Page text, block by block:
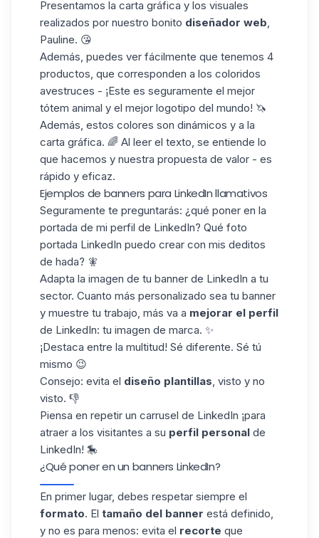
Presentamos la carta gráfica y los visuales
realizados por nuestro bonito diseñador web,
Pauline. 😘
Además, puedes ver fácilmente que tenemos 4
productos, que corresponden a los coloridos
avestruces - ¡Este es seguramente el mejor
tótem animal y el mejor logotipo del mundo! 🦄
Además, estos colores son dinámicos y a la
carta gráfica. 🌈 Al leer el texto, se entiende lo
que hacemos y nuestra propuesta de valor - es
rápido y eficaz.
Ejemplos de banners para LinkedIn llamativos
Seguramente te preguntarás: ¿qué poner en la
portada de mi perfil de LinkedIn? Qué foto
portada LinkedIn puedo crear con mis deditos
de hada? 🧚
Adapta la imagen de tu banner de LinkedIn a tu
sector. Cuanto más personalizado sea tu banner
y muestre tu trabajo, más va a mejorar el perfil
de LinkedIn: tu imagen de marca. ✨
¡Destaca entre la multitud! Sé diferente. Sé tú
mismo 😉
Consejo: evita el diseño plantillas, visto y no
visto. 👎
Piensa en repetir un carrusel de LinkedIn ¡para
atraer a los visitantes a su perfil personal de
LinkedIn! 🎠
¿Qué poner en un banners LinkedIn?
En primer lugar, debes respetar siempre el
formato. El tamaño del banner está definido,
y no es para menos: evita el recorte que